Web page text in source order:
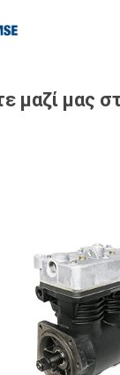
μαζί μας